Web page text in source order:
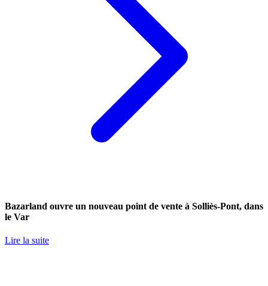
Bazarland ouvre un nouveau point de vente à Solliès-Pont, dans
le Var
Lire la suite